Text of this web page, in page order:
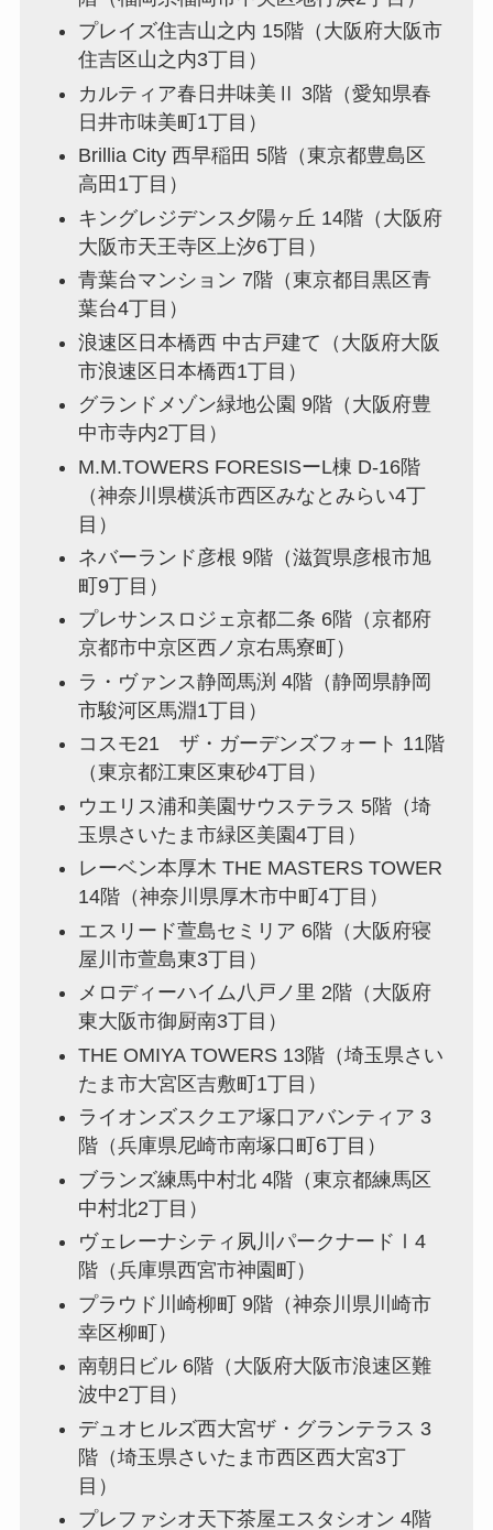
プレイズ住吉山之内 15階（大阪府大阪市
住吉区山之内3丁目）
カルティア春日井味美Ⅱ 3階（愛知県春
日井市味美町1丁目）
Brillia City 西早稲田 5階（東京都豊島区
高田1丁目）
キングレジデンス夕陽ヶ丘 14階（大阪府
大阪市天王寺区上汐6丁目）
青葉台マンション 7階（東京都目黒区青
葉台4丁目）
浪速区日本橋西 中古戸建て（大阪府大阪
市浪速区日本橋西1丁目）
グランドメゾン緑地公園 9階（大阪府豊
中市寺内2丁目）
M.M.TOWERS FORESISーL棟 D-16階
（神奈川県横浜市西区みなとみらい4丁
目）
ネバーランド彦根 9階（滋賀県彦根市旭
町9丁目）
プレサンスロジェ京都二条 6階（京都府
京都市中京区西ノ京右馬寮町）
ラ・ヴァンス静岡馬渕 4階（静岡県静岡
市駿河区馬淵1丁目）
コスモ21 ザ・ガーデンズフォート 11階
（東京都江東区東砂4丁目）
ウエリス浦和美園サウステラス 5階（埼
玉県さいたま市緑区美園4丁目）
レーベン本厚木 THE MASTERS TOWER
14階（神奈川県厚木市中町4丁目）
エスリード萱島セミリア 6階（大阪府寝
屋川市萱島東3丁目）
メロディーハイム八戸ノ里 2階（大阪府
東大阪市御厨南3丁目）
THE OMIYA TOWERS 13階（埼玉県さい
たま市大宮区吉敷町1丁目）
ライオンズスクエア塚口アバンティア 3
階（兵庫県尼崎市南塚口町6丁目）
ブランズ練馬中村北 4階（東京都練馬区
中村北2丁目）
ヴェレーナシティ夙川パークナードⅠ4
階（兵庫県西宮市神園町）
プラウド川崎柳町 9階（神奈川県川崎市
幸区柳町）
南朝日ビル 6階（大阪府大阪市浪速区難
波中2丁目）
デュオヒルズ西大宮ザ・グランテラス 3
階（埼玉県さいたま市西区西大宮3丁
目）
プレファシオ天下茶屋エスタシオン 4階